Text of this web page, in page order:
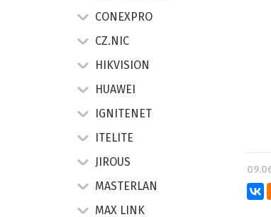
CONEXPRO
CZ.NIC
HIKVISION
HUAWEI
IGNITENET
ITELITE
JIROUS
MASTERLAN
MAX LINK